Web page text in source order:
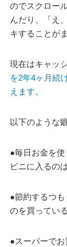
のでスクロー
んだり、「え
キすることが
現在はキャッ
を2年4ヶ月続
えます。
以下のような
●毎日お金を
ビニに入るの
●節約するつ
のを買っている
●スーパーで